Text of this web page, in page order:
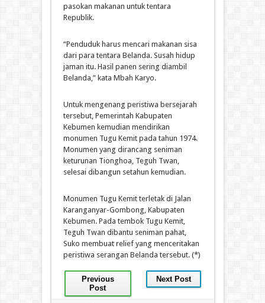
pasokan makanan untuk tentara
Republik.
“Penduduk harus mencari makanan sisa
dari para tentara Belanda. Susah hidup
jaman itu. Hasil panen sering diambil
Belanda,” kata Mbah Karyo.
Untuk mengenang peristiwa bersejarah
tersebut, Pemerintah Kabupaten
Kebumen kemudian mendirikan
monumen Tugu Kemit pada tahun 1974.
Monumen yang dirancang seniman
keturunan Tionghoa, Teguh Twan,
selesai dibangun setahun kemudian.
Monumen Tugu Kemit terletak di Jalan
Karanganyar-Gombong, Kabupaten
Kebumen. Pada tembok Tugu Kemit,
Teguh Twan dibantu seniman pahat,
Suko membuat relief yang menceritakan
peristiwa serangan Belanda tersebut. (*)
Previous
Post
Next Post